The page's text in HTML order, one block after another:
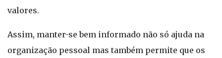
valores.
Assim, manter-se bem informado não só ajuda na
organização pessoal mas também permite que os